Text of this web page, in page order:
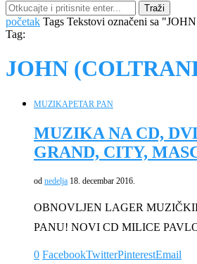
Traži
početak Tags Tekstovi označeni sa
Tag:
JOHN
MUZIKAPETAR PAN
MUZIKA NA CD,
GRAND, CITY,
od nedelja 18. decembar 2016.
OBNOVLJEN LAGER
PANU! NOVI CD MILICE
0 FacebookTwitterPinterestEmail